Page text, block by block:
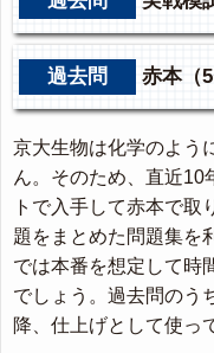
過去問 赤本（5
京大生物は化学のよう
ん。そのため、直近10
トで入手して赤本で取
題をまとめた問題集を
では本番を想定して時
でしょう。過去問のう
降、仕上げとして使っ